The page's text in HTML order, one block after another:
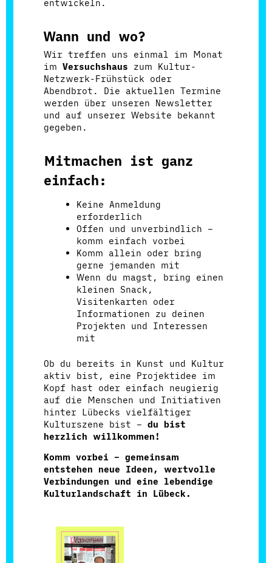
entwickeln.
Wann und wo?
Wir treffen uns einmal im Monat
im Versuchshaus zum Kultur-
Netzwerk-Frühstück oder
Abendbrot. Die aktuellen Termine
werden über unseren Newsletter
und auf unserer Website bekannt
gegeben.
Mitmachen ist ganz
einfach:
Keine Anmeldung
erforderlich
Offen und unverbindlich –
komm einfach vorbei
Komm allein oder bring
gerne jemanden mit
Wenn du magst, bring einen
kleinen Snack,
Visitenkarten oder
Informationen zu deinen
Projekten und Interessen
mit
Ob du bereits in Kunst und Kultur
aktiv bist, eine Projektidee im
Kopf hast oder einfach neugierig
auf die Menschen und Initiativen
hinter Lübecks vielfältiger
Kulturszene bist – du bist
herzlich willkommen!
Komm vorbei – gemeinsam
entstehen neue Ideen, wertvolle
Verbindungen und eine lebendige
Kulturlandschaft in Lübeck.